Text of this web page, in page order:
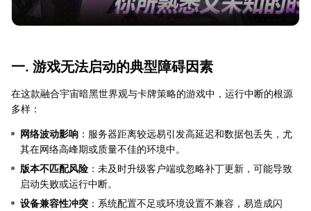
一. 游戏无法启动的典型障碍因素
在这款融合宇宙暗黑世界观与卡牌策略的游戏中，运行中断的根源
多样：
网络波动影响 ：服务器距离较远易引发高延迟和数据包丢失，尤
其在网络高峰期或质量不佳的环境中。
版本不匹配风险 ：未及时升级客户端或忽略补丁更新，可能导致
启动失败或运行中断。
设备兼容性冲突 ：系统配置不足或环境设置不兼容，易造成闪